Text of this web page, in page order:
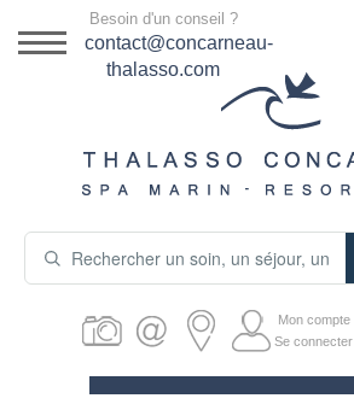
DESTINATION
SÉJOURS THALASSO
PRODUITS COSMÉTIQUES
GUIDE CADEAUX
Besoin d'un conseil ?
contact@concarneau-
thalasso.com
Mon compte
Se connecter